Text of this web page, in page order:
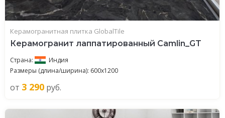
Керамогранитная плитка GlobalTile
Керамогранит лаппатированный Camlin_GT
Страна:
Индия
Размеры (длина/ширина): 600x1200
от 3 290 руб.